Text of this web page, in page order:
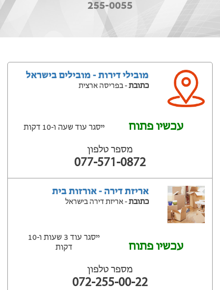
255-0055
מובילי דירות - מובילים בישראל
כתובת- בפריסה ארצית
עכשיו פתוח ייסגר עוד שעה ‫ו-10 דקות
מספר טלפון
077-571-0872
אריזת דירה - אורזות בית
כתובת- אריזת דירה בישראל
עכשיו פתוח
ייסגר עוד 3 שעות ‫ו-10
דקות
מספר טלפון
072-255-00-22